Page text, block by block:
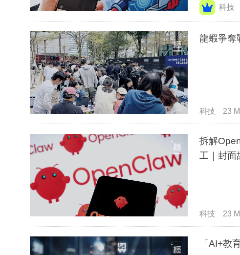
科技
龍蝦爭奪
科技 23
拆解
工｜封面
科技 23
「AI+教